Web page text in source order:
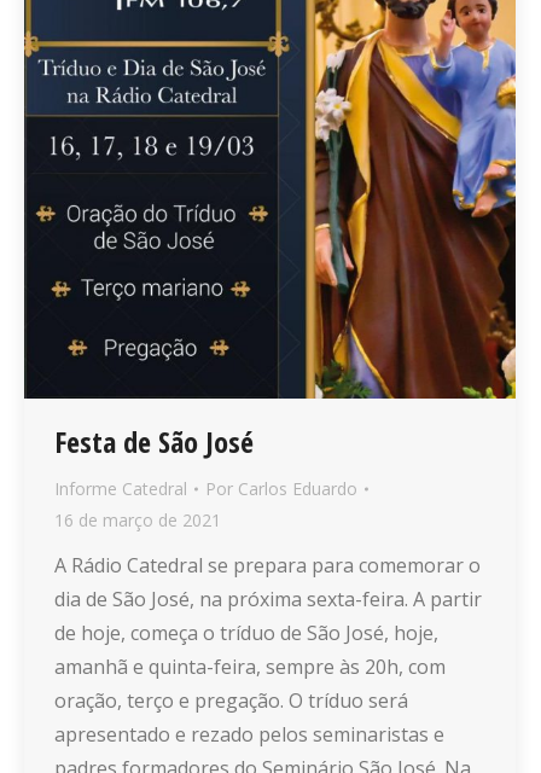
Festa de São José
Informe Catedral Por Carlos Eduardo
16 de março de 2021
A Rádio Catedral se prepara para comemorar o
dia de São José, na próxima sexta-feira. A partir
de hoje, começa o tríduo de São José, hoje,
amanhã e quinta-feira, sempre às 20h, com
oração, terço e pregação. O tríduo será
apresentado e rezado pelos seminaristas e